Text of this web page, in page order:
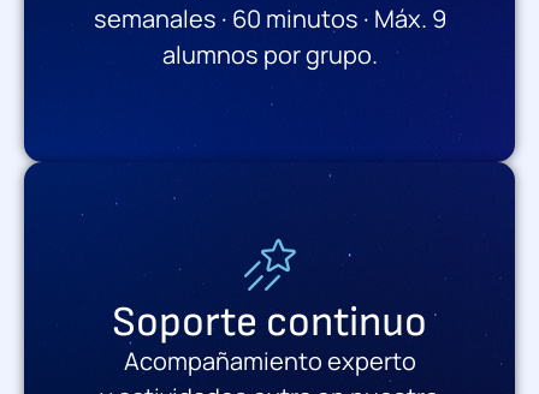
semanales · 60 minutos · Máx. 9
alumnos por grupo.
Soporte continuo
Acompañamiento experto